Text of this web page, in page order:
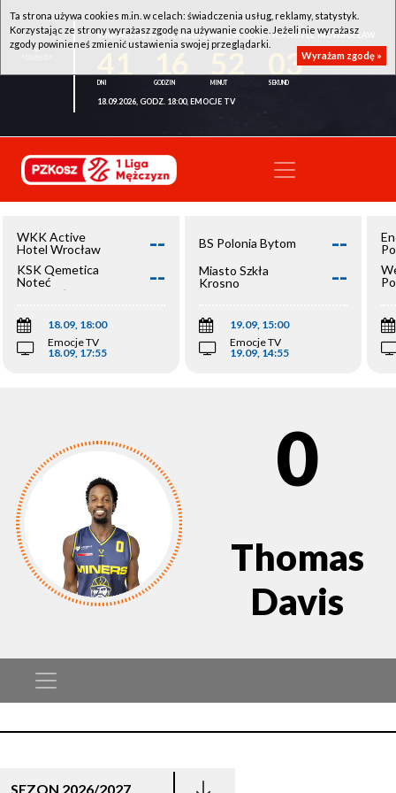
WKK ACTIVE HOTEL WROCŁAW - KSK QEMETICA NOTEĆ INOWROCŁAW
03
18.09.2026, GODZ. 18:00, EMOCJE TV
WKK Active
Hotel Wrocław
--
KSK Qemetica
Noteć
Inowrocław
--
18.09, 18:00
Emocje TV
18.09, 17:55
BS Polonia Bytom --
Miasto Szkła
Krosno
--
19.09, 15:00
Emocje TV
19.09, 14:55
0
Thomas
Davis
SEZON 2026/2027
Ta strona używa cookies m.in. w celach: świadczenia usług, reklamy, statystyk.
Korzystając ze strony wyrażasz zgodę na używanie cookie. Jeżeli nie wyrażasz
zgody powinieneś zmienić ustawienia swojej przeglądarki.
Wyrażam zgodę »